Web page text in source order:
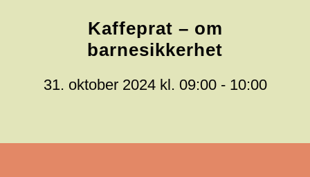
Kaffeprat – om
barnesikkerhet
31. oktober 2024 kl. 09:00 - 10:00